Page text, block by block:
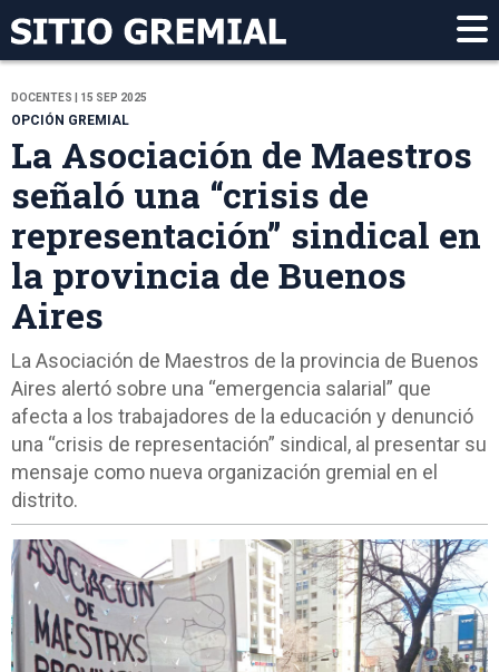
DOCENTES | 15 SEP 2025
OPCIÓN GREMIAL
La Asociación de Maestros
señaló una “crisis de
representación” sindical en
la provincia de Buenos
Aires
La Asociación de Maestros de la provincia de Buenos
Aires alertó sobre una “emergencia salarial” que
afecta a los trabajadores de la educación y denunció
una “crisis de representación” sindical, al presentar su
mensaje como nueva organización gremial en el
distrito.